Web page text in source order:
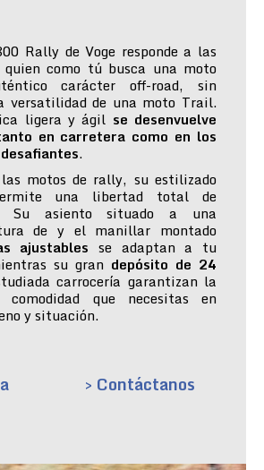
Rally de Voge responde a las
quien como tú busca una moto
carácter off-road, sin
versatilidad de una moto Trail.
ligera y ágil se desenvuelve
en carretera como en los
.
motos de rally, su estilizado
una libertad total de
Su asiento situado a una
de y el manillar montado
ajustables se adaptan a tu
su gran depósito de 24
carrocería garantizan la
que necesitas en
y situación.
> Contáctanos